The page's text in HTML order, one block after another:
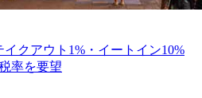
クアウト1%・イートイン10%
率を要望